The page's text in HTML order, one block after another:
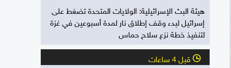
هيئة البث الإسرائيلية: الولايات المتحدة تضغط على
إسرائيل لبدء وقف إطلاق نار لمدة أسبوعين في غزة
لتنفيذ خطة نزع سلاح حماس
l قبل 4 ساعات